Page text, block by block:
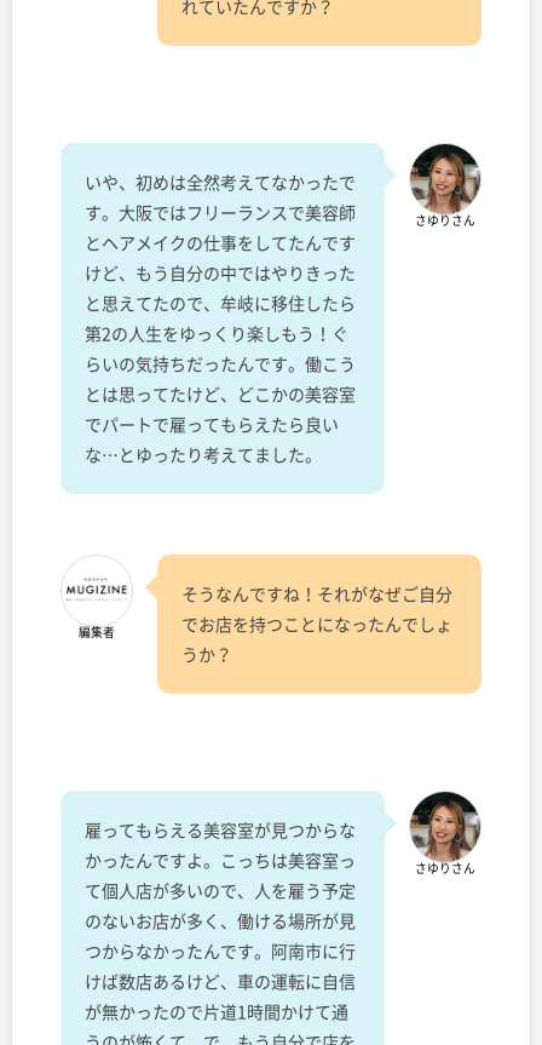
れていたんですか？
さゆりさん
いや、初めは全然考えてなかったで
す。大阪ではフリーランスで美容師
とヘアメイクの仕事をしてたんです
けど、もう自分の中ではやりきった
と思えてたので、牟岐に移住したら
第2の人生をゆっくり楽しもう！ぐ
らいの気持ちだったんです。働こう
とは思ってたけど、どこかの美容室
でパートで雇ってもらえたら良い
な…とゆったり考えてました。
編集者
そうなんですね！それがなぜご自分
でお店を持つことになったんでしょ
うか？
さゆりさん
雇ってもらえる美容室が見つからな
かったんですよ。こっちは美容室っ
て個人店が多いので、人を雇う予定
のないお店が多く、働ける場所が見
つからなかったんです。阿南市に行
けば数店あるけど、車の運転に自信
が無かったので片道1時間かけて通